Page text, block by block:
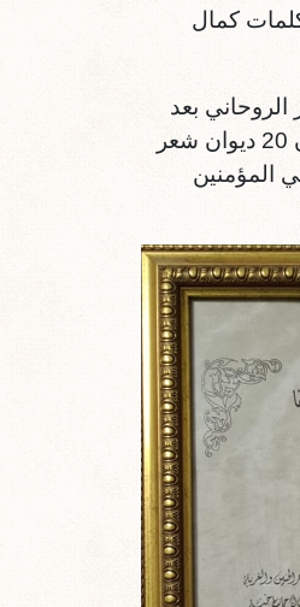
كمال
الروحاني بعد
تسلمه دين التوحيد مما جعله يركز كتابته شعرًا على الروحانيات فأصدر على التوالي حتى الآن 20 ديوان شعر
يحمي المؤمنين